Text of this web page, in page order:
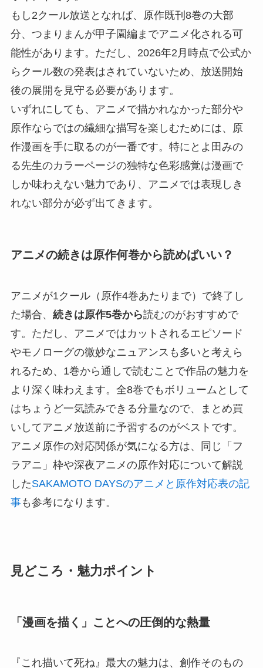
もし2クール放送となれば、原作既刊8巻の大部
分、つまりまんが甲子園編までアニメ化される可
能性があります。ただし、2026年2月時点で公式か
らクール数の発表はされていないため、放送開始
後の展開を見守る必要があります。
いずれにしても、アニメで描かれなかった部分や
原作ならではの繊細な描写を楽しむためには、原
作漫画を手に取るのが一番です。特にとよ田みの
る先生のカラーページの独特な色彩感覚は漫画で
しか味わえない魅力であり、アニメでは表現しき
れない部分が必ず出てきます。
アニメの続きは原作何巻から読めばいい？
アニメが1クール（原作4巻あたりまで）で終了し
た場合、 続きは原作5巻から読むのがおすすめで
す。ただし、アニメではカットされるエピソード
やモノローグの微妙なニュアンスも多いと考えら
れるため、1巻から通しで読むことで作品の魅力を
より深く味わえます。全8巻でもボリュームとして
はちょうど一気読みできる分量なので、まとめ買
いしてアニメ放送前に予習するのがベストです。
アニメ原作の対応関係が気になる方は、同じ「フ
ラアニ」枠や深夜アニメの原作対応について解説
したSAKAMOTO DAYSのアニメと原作対応表の記
事も参考になります。
見どころ・魅力ポイント
「漫画を描く」ことへの圧倒的な熱量
『これ描いて死ね』最大の魅力は、創作そのもの